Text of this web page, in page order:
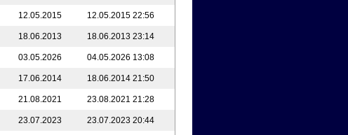
12.05.2015 12.05.2015 22:56
18.06.2013 18.06.2013 23:14
03.05.2026 04.05.2026 13:08
17.06.2014 18.06.2014 21:50
21.08.2021 23.08.2021 21:28
23.07.2023 23.07.2023 20:44